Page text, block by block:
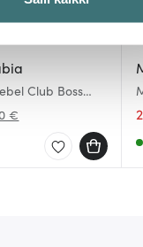
alan
tietoja muihin
Club Boss
€